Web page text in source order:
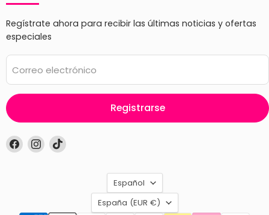
Regístrate ahora para recibir las últimas noticias y ofertas
especiales
Correo electrónico
Registrarse
Encuéntrenos
en
Encuéntrenos
en
Encuéntrenos
Idioma
Español
País
España (EUR €)